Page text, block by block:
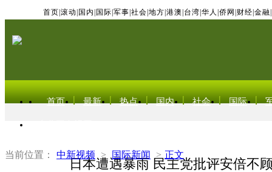
首页 滚动 国内 国际 军事 社会 地方 港澳 台湾 华人 侨网 财经 金融
首页 最新 热点 国内 社会 国际
当前位置： 中新视频 > 国际新闻 > 正文
日本遭遇暴雨 民主党批评安倍不